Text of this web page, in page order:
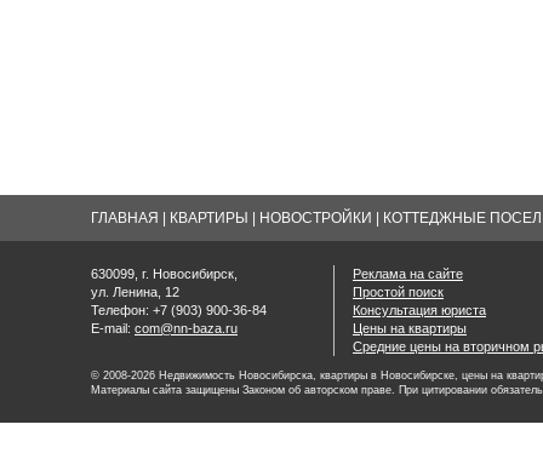
ГЛАВНАЯ КВАРТИРЫ НОВОСТРОЙКИ КОТТЕДЖНЫЕ
630099, г. Новосибирск,
ул. Ленина, 12
Телефон: +7 (903) 900-36-84
E-mail: com@nn-baza.ru
Реклама на сайте
Простой поиск
Консультация юриста
Цены на квартиры
Средние цены на вторичном
© 2008-2026 Недвижимость Новосибирска, квартиры в Новосибирске, цены на
Материалы сайта защищены Законом об авторском праве. При цитировании